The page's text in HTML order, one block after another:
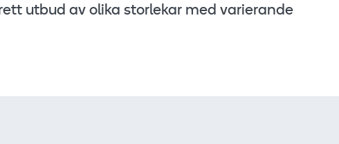
utbud av olika storlekar med varierande